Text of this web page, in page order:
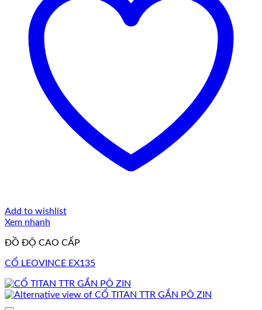
Add to wishlist
Xem nhanh
ĐỒ ĐỘ CAO CẤP
CỔ LEOVINCE EX135